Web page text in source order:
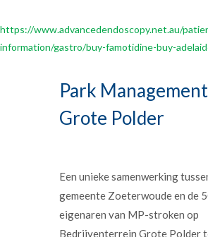
https://www.advancedendoscopy.net.au/
information/gastro/buy-famotidine-buy-
Park Management
Grote Polder
Een unieke samenwerking
gemeente Zoeterwoude en de
eigenaren van MP-stroken op
Bedrijventerrein Grote Polder